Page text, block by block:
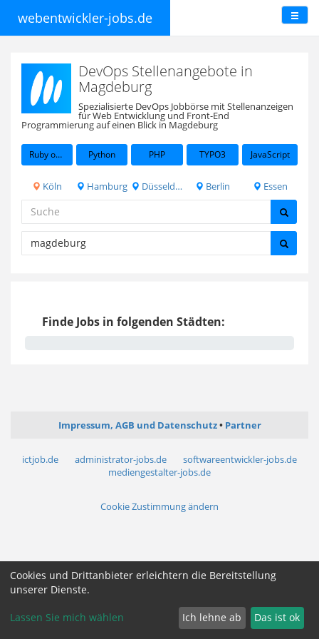
webentwickler-jobs.de
DevOps Stellenangebote in
Magdeburg
Spezialisierte DevOps Jobbörse mit Stellenanzeigen
für Web Entwicklung und Front-End
Programmierung auf einen Blick in Magdeburg
Ruby on Rails Python PHP TYPO3 JavaScript
Köln Hamburg Düsseldorf Berlin Essen
Finde Jobs in folgenden Städten:
Impressum, AGB und Datenschutz Partner
ictjob.de administrator-jobs.de
softwareentwickler-jobs.de
mediengestalter-jobs.de
Cookie Zustimmung ändern
Cookies und Drittanbieter erleichtern die Bereitstellung
unserer Dienste.
Lassen Sie mich wählen Ich lehne ab Das ist ok